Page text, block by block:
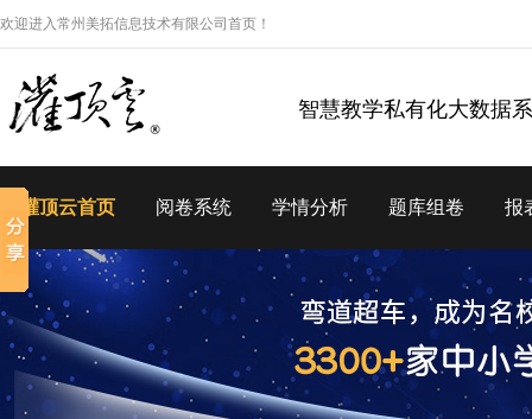
欢迎进入常州美拓信息技术有限公司首页！
智慧教学私有化大数据
灌顶云首页 阅卷系统 学情分析 题库组卷 报